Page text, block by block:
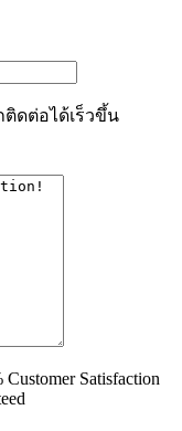
ดต่อได้เร็วขึ้น